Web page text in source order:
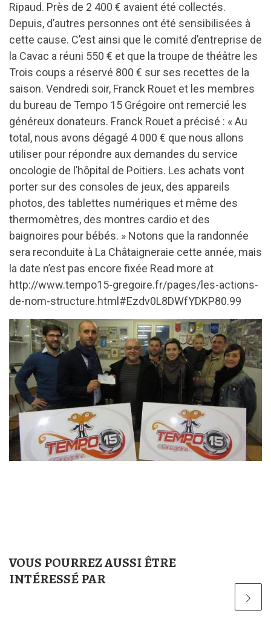
Ripaud. Près de 2 400 € avaient été collectés.
Depuis, d’autres personnes ont été sensibilisées à
cette cause. C’est ainsi que le comité d’entreprise de
la Cavac a réuni 550 € et que la troupe de théâtre les
Trois coups a réservé 800 € sur ses recettes de la
saison. Vendredi soir, Franck Rouet et les membres
du bureau de Tempo 15 Grégoire ont remercié les
généreux donateurs. Franck Rouet a précisé : « Au
total, nous avons dégagé 4 000 € que nous allons
utiliser pour répondre aux demandes du service
oncologie de l’hôpital de Poitiers. Les achats vont
porter sur des consoles de jeux, des appareils
photos, des tablettes numériques et même des
thermomètres, des montres cardio et des
baignoires pour bébés. » Notons que la randonnée
sera reconduite à La Châtaigneraie cette année, mais
la date n’est pas encore fixée Read more at
http://www.tempo15-gregoire.fr/pages/les-actions-
de-nom-structure.html#Ezdv0L8DWfYDKP80.99
VOUS POURREZ AUSSI ÊTRE
INTÉRESSÉ PAR